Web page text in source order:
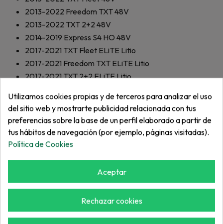
2013-2022 Freedom TXT 48V
2013-2022 TXT 2+2 48V
2014-2019 Express S4 HO 48V
2017-2021 TXT Fleet ELiTE Litio
2017-2021 Freedom TXT ELiTE Litio
2017-2021TXT 2+2 ELiTE Litio
2019-2020TXT Fleet EFI
2019-2020
Freedom TXT EFI
2019-2020
TXT 2+2 EFI
2019-2020Valor EFI
Express L6 EFI
Express S6 EFI
RXV 2+2 EFI
2017-2021Freedom TXT 72V
Utilizamos cookies propias y de terceros para analizar el uso
del sitio web y mostrarte publicidad relacionada con tus
preferencias sobre la base de un perfil elaborado a partir de
tus hábitos de navegación (por ejemplo, páginas visitadas).
Política de Cookies
Aceptar
Rechazar cookies